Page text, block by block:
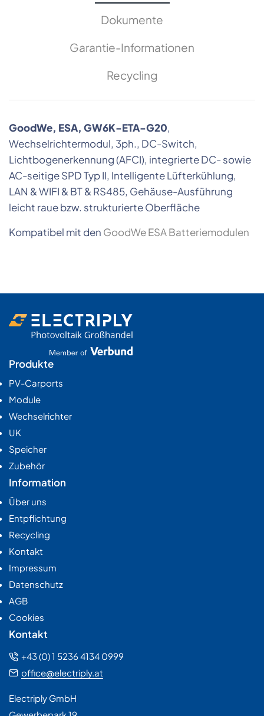
Dokumente
Garantie-Informationen
Recycling
GoodWe, ESA, GW6K-ETA-G20,
Wechselrichtermodul, 3ph., DC-Switch,
Lichtbogenerkennung (AFCI), integrierte DC- sowie
AC-seitige SPD Typ II, Intelligente Lüfterkühlung,
LAN & WIFI & BT & RS485, Gehäuse-Ausführung
leicht raue bzw. strukturierte Oberfläche
Kompatibel mit den GoodWe ESA Batteriemodulen
Produkte
PV-Carports
Module
Wechselrichter
UK
Speicher
Zubehör
Information
Über uns
Entpflichtung
Recycling
Kontakt
Impressum
Datenschutz
AGB
Cookies
Kontakt
+43 (0) 1 5236 4134 0999
office@electriply.at
Electriply GmbH